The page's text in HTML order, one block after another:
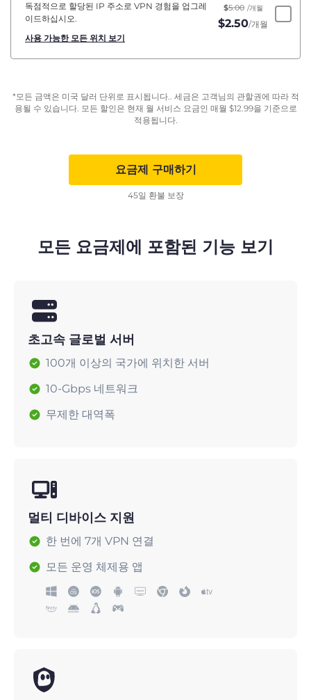
독점적으로 할당된 IP 주소로 VPN 경험을 업그레
이드하십시오.
사용 가능한 모든 위치 보기
$5.00 /개월
$2.50/개월
*모든 금액은 미국 달러 단위로 표시됩니다.. 세금은 고객님의 관할권에 따라 적
용될 수 있습니다. 모든 할인은 현재 월 서비스 요금인 매월 $12.99을 기준으로
적용됩니다.
요금제 구매하기
45일 환불 보장
모든 요금제에 포함된 기능 보기
초고속 글로벌 서버
100개 이상의 국가에 위치한 서버
10-Gbps 네트워크
무제한 대역폭
멀티 디바이스 지원
한 번에 7개 VPN 연결
모든 운영 체제용 앱